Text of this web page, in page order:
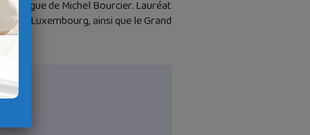
d’orgue de Michel Bourcier. Lauréat
de Luxembourg, ainsi que le Grand